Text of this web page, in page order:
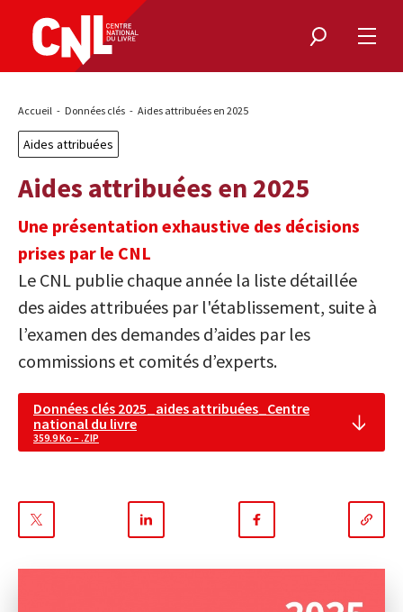
Rechercher
le
Fil
Accueil Données clés Aides attribuées en 2025
Aides attribuées
Aides attribuées en 2025
Une présentation exhaustive des décisions
prises par le CNL
Le CNL publie chaque année la liste détaillée
des aides attribuées par l'établissement, suite à
l’examen des demandes d’aides par les
commissions et comités d’experts.
Données clés 2025_aides attribuées_Centre
national du livre
359.9 Ko – .ZIP
sur
sur
sur